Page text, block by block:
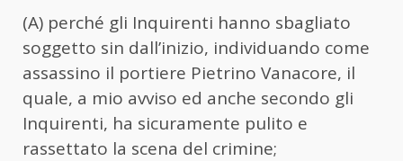
(A) perché gli Inquirenti hanno sbagliato
soggetto sin dall’inizio, individuando come
assassino il portiere Pietrino Vanacore, il
quale, a mio avviso ed anche secondo gli
Inquirenti, ha sicuramente pulito e
rassettato la scena del crimine;